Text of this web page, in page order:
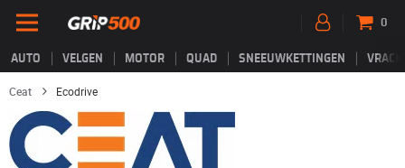
AUTO VELGEN MOTOR QUAD SNEEUWKETTINGEN
0
Ceat Ecodrive